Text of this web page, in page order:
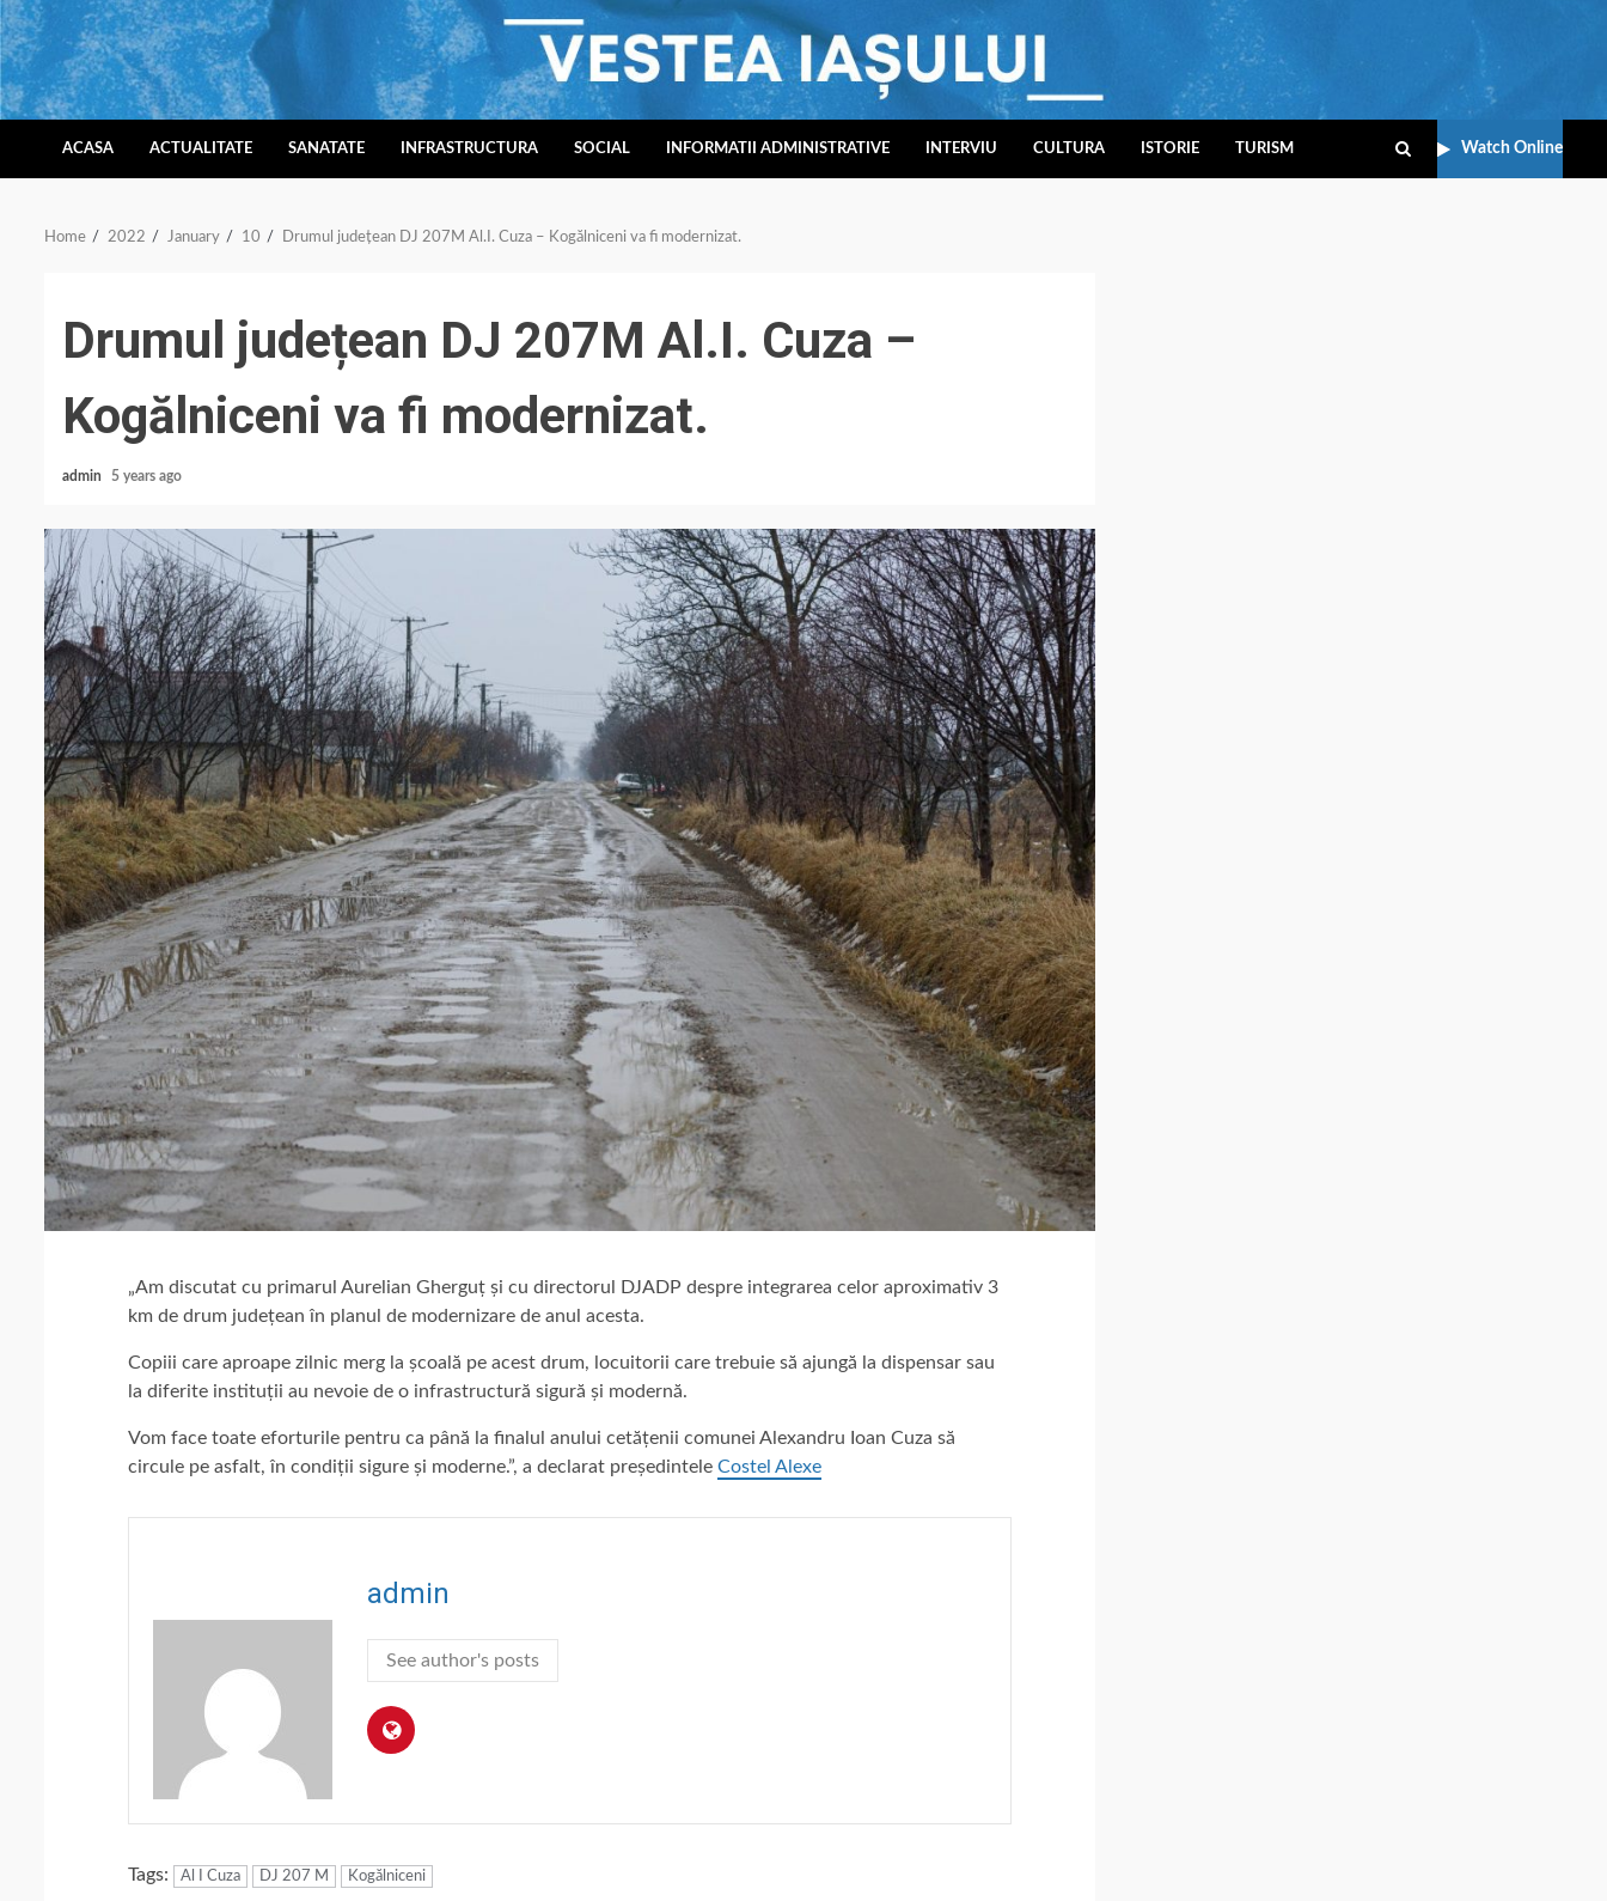
Skip
to
content
ACASA ACTUALITATE SANATATE INFRASTRUCTURA SOCIAL INFORMATII ADMINISTRATIVE INTERVIU CULTURA ISTORIE TURISM Watch Online
Home 2022 January 10 Drumul județean DJ 207M Al.I. Cuza – Kogălniceni va fi modernizat.
Drumul județean DJ 207M Al.I. Cuza –
Kogălniceni va fi modernizat.
admin 5 years ago
„Am discutat cu primarul Aurelian Gherguț și cu directorul DJADP despre integrarea celor aproximativ 3
km de drum județean în planul de modernizare de anul acesta.
Copiii care aproape zilnic merg la școală pe acest drum, locuitorii care trebuie să ajungă la dispensar sau
la diferite instituții au nevoie de o infrastructură sigură și modernă.
Vom face toate eforturile pentru ca până la finalul anului cetățenii comunei Alexandru Ioan Cuza să
circule pe asfalt, în condiții sigure și moderne.”, a declarat președintele Costel Alexe
admin
See author's posts
Tags: Al I Cuza DJ 207 M Kogălniceni